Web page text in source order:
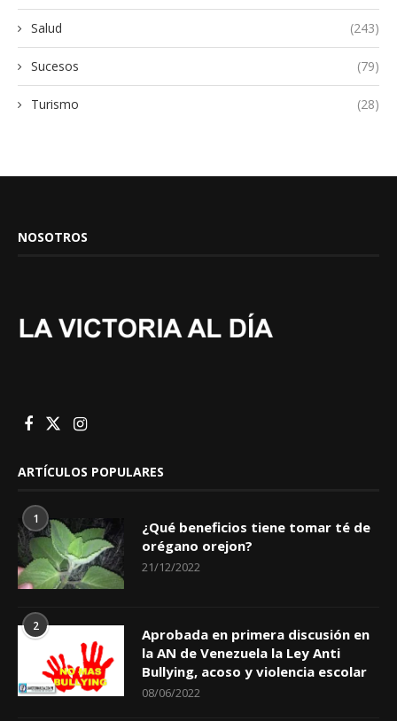
Salud (243)
Sucesos (79)
Turismo (28)
NOSOTROS
ARTÍCULOS POPULARES
1
¿Qué beneficios tiene tomar té de
orégano orejon?
21/12/2022
2
Aprobada en primera discusión en
la AN de Venezuela la Ley Anti
Bullying, acoso y violencia escolar
08/06/2022